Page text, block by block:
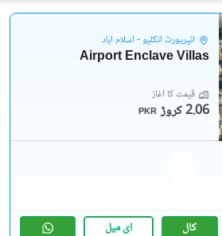
ائیرپورٹ انکلیو - اسلام آباد
Airport Enclave Villas
قیمت کا آغاز
PKR 2.06 کروڑ
کال ای میل